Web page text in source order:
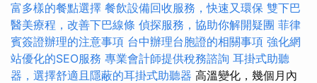
富多樣的餐點選擇 餐飲設備回收服務，快速又環保 雙下巴
醫美療程，改善下巴線條 偵探服務，協助你解開疑團 菲律
賓簽證辦理的注意事項 台中辦理台胞證的相關事項 強化網
站優化的SEO服務 專業會計師提供稅務諮詢 耳掛式助聽
器，選擇舒適且隱蔽的耳掛式助聽器 高溫變化，幾個月內